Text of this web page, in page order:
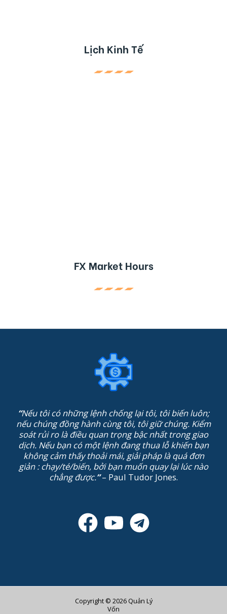
Lịch Kinh Tế
FX Market Hours
“Nếu tôi có những lệnh chống lại tôi, tôi biến luôn;
nếu chúng đồng hành cùng tôi, tôi giữ chúng. Kiểm
soát rủi ro là điều quan trọng bậc nhất trong giao
dịch. Nếu bạn có một lệnh đang thua lỗ khiến bạn
không cảm thấy thoải mái, giải pháp là quá đơn
giản : chạy/té/biến, bởi bạn muốn quay lại lúc nào
chẳng được.”– Paul Tudor Jones.
Copyright © 2026 Quản Lý
Vốn